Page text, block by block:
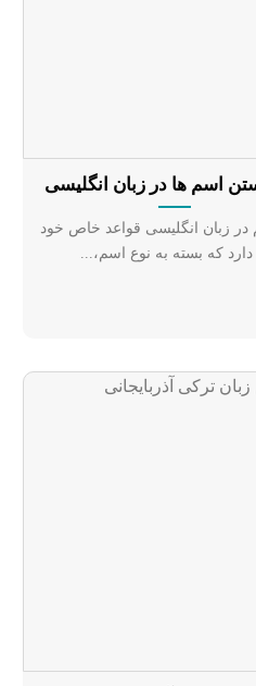
اسم ها در زبان انگلیسی
زبان انگلیسی قواعد خاص خود
دارد که بسته به نوع اسم،...